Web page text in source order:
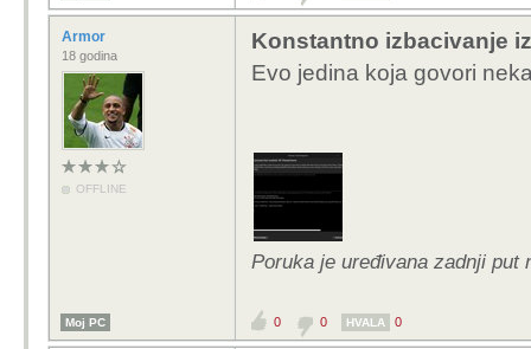
Armor
18 godina
OFFLINE
Konstantno izbacivanje
Evo jedina koja govori
Poruka je uređivana zadnji put
Moj PC 0 0 HVALA 0